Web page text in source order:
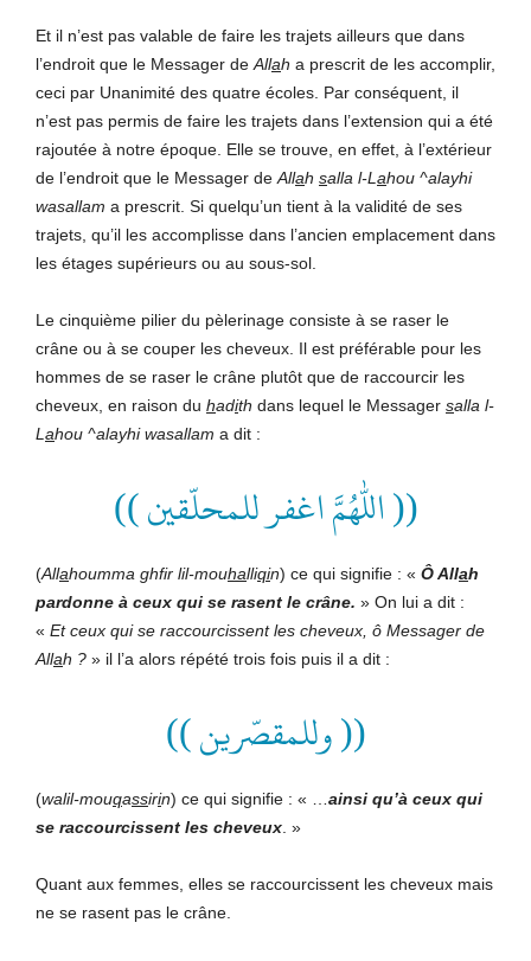
Et il n’est pas valable de faire les trajets ailleurs que dans
l’endroit que le Messager de Allah a prescrit de les accomplir,
ceci par Unanimité des quatre écoles. Par conséquent, il
n’est pas permis de faire les trajets dans l’extension qui a été
rajoutée à notre époque. Elle se trouve, en effet, à l’extérieur
de l’endroit que le Messager de Allah salla l-L ahou ^alayhi
wasallam a prescrit. Si quelqu’un tient à la validité de ses
trajets, qu’il les accomplisse dans l’ancien emplacement dans
les étages supérieurs ou au sous-sol.
Le cinquième pilier du pèlerinage consiste à se raser le
crâne ou à se couper les cheveux. Il est préférable pour les
hommes de se raser le crâne plutôt que de raccourcir les
cheveux, en raison du hadith dans lequel le Messager salla l-
L ahou ^alayhi wasallam a dit :
(( اللهم اغفر للمحلّقين ))
(Allahoumma ghfir lil-mouhalliqin) ce qui signifie : « Ô Allah
pardonne à ceux qui se rasent le crâne. » On lui a dit :
« Et ceux qui se raccourcissent les cheveux, ô Messager de
Allah ? » il l’a alors répété trois fois puis il a dit :
(( وللمقصّرين ))
(walil-mouqassirin) ce qui signifie : « … ainsi qu’à ceux qui
se raccourcissent les cheveux . »
Quant aux femmes, elles se raccourcissent les cheveux mais
ne se rasent pas le crâne.